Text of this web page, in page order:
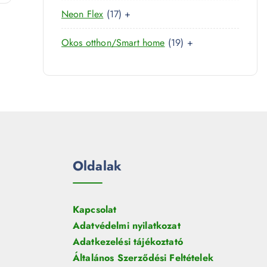
r
e
r
Neon Flex 171
7
t
r
+
Okos otthon/Smart home 191
t
+
Oldalak
Kapcsolat
Adatvédelmi nyilatkozat
Adatkezelési tájékoztató
Általános Szerződési Feltételek